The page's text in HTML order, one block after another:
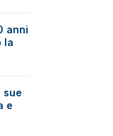
anni
la
sue
e